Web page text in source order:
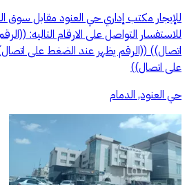
للاستفسار التواصل على الارقام التاليه:
اتصال)) ((الرقم يظهر عند الضغط على
على اتصال))
حي العنود, الدمام